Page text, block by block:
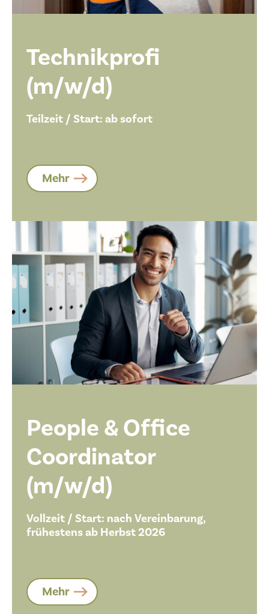
Technikprofi
(m/w/d)
Teilzeit / Start: ab sofort
Mehr
People & Office
Coordinator
(m/w/d)
Vollzeit / Start: nach Vereinbarung,
frühestens ab Herbst 2026
Mehr